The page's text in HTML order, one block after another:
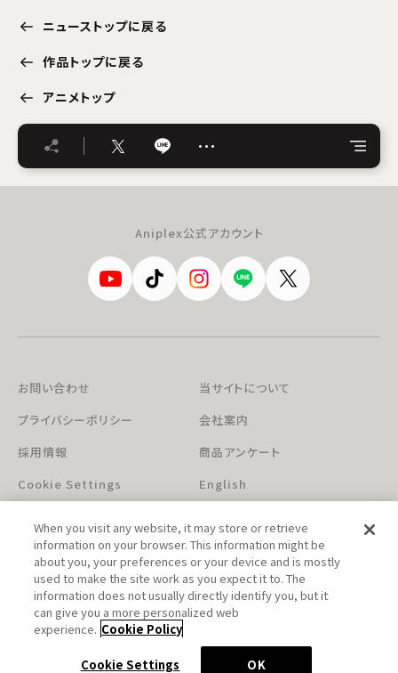
ニューストップに戻る
作品トップに戻る
アニメトップ
…
Aniplex公式アカウント
お問い合わせ
当サイトについて
プライバシーポリシー
会社案内
採用情報
商品アンケート
Cookie Settings
English
このホームページに掲載されている著作物の無断利用を禁じます。
© Aniplex Inc. All rights reserved.
When you visit any website, it may store or retrieve
information on your browser. This information might be
about you, your preferences or your device and is mostly
used to make the site work as you expect it to. The
information does not usually directly identify you, but it
can give you a more personalized web
experience. Cookie Policy
Cookie Settings OK